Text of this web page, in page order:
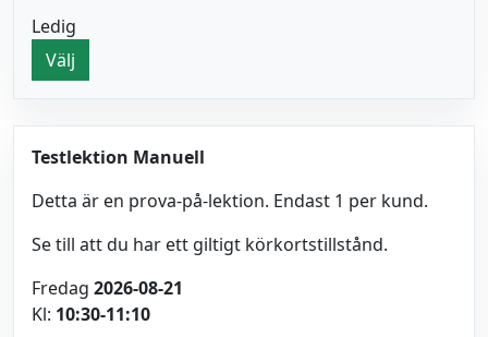
Ledig
Välj
Testlektion Manuell
Detta är en prova-på-lektion. Endast 1 per kund.
Se till att du har ett giltigt körkortstillstånd.
Fredag 2026-08-21
Kl: 10:30-11:10